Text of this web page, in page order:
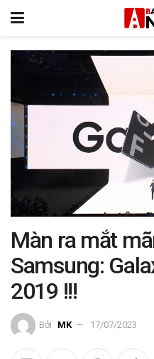
Màn ra mắt
Samsung:
2019 !!!
Bởi MK 17/07/2023